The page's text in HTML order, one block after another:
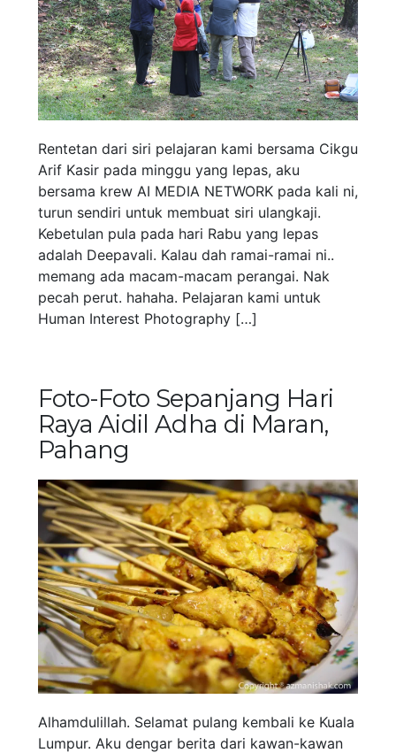
Rentetan dari siri pelajaran kami bersama Cikgu
Arif Kasir pada minggu yang lepas, aku
bersama krew AI MEDIA NETWORK pada kali ni,
turun sendiri untuk membuat siri ulangkaji.
Kebetulan pula pada hari Rabu yang lepas
adalah Deepavali. Kalau dah ramai-ramai ni..
memang ada macam-macam perangai. Nak
pecah perut. hahaha. Pelajaran kami untuk
Human Interest Photography […]
Foto-Foto Sepanjang Hari
Raya Aidil Adha di Maran,
Pahang
Alhamdulillah. Selamat pulang kembali ke Kuala
Lumpur. Aku dengar berita dari kawan-kawan